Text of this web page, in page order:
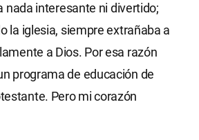
nada interesante ni divertido;
la iglesia, siempre extrañaba a
a Dios. Por esa razón
programa de educación de
Pero mi corazón